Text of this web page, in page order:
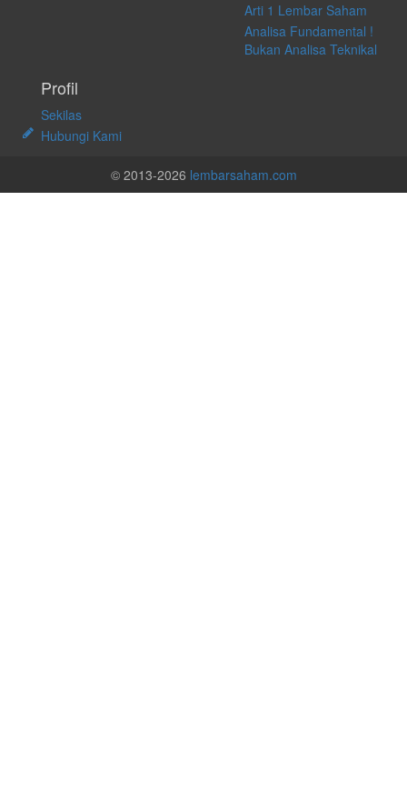
Arti 1 Lembar Saham
Analisa Fundamental !
Bukan Analisa Teknikal
Profil
Sekilas
Hubungi Kami
© 2013-2026 lembarsaham.com